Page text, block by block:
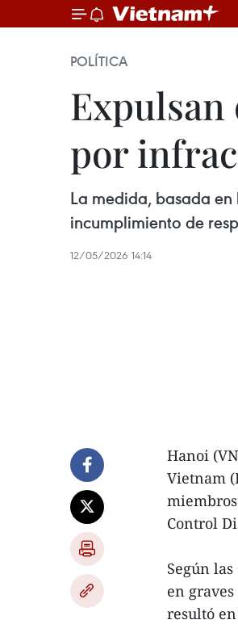
POLÍTICA
por
La medida, basada
incumplimiento de
12/05/2026 14:14
Hanoi
Vietnam
Control
Según
en
resultó